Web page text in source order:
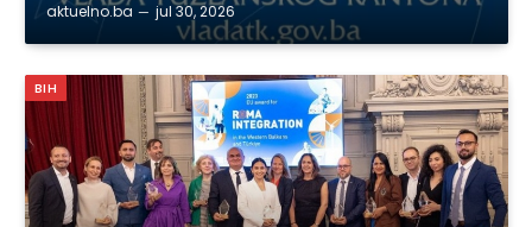
aktuelno.ba jul 30, 2026
BIH